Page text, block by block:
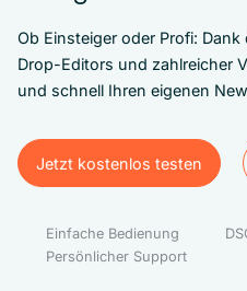
Ob Einsteiger oder Profi:
Drop-Editors und zahlreicher
und schnell Ihren eigenen
Jetzt kostenlos testen
Jetzt kostenlos testen
Einfache Bedienung
Persönlicher Support